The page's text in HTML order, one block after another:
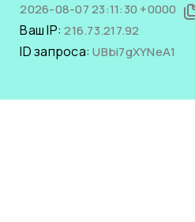
2026-08-07 23:11:30 +0000
Ваш IP:216.73.217.92
ID запроса:UBbi7gXYNeA1